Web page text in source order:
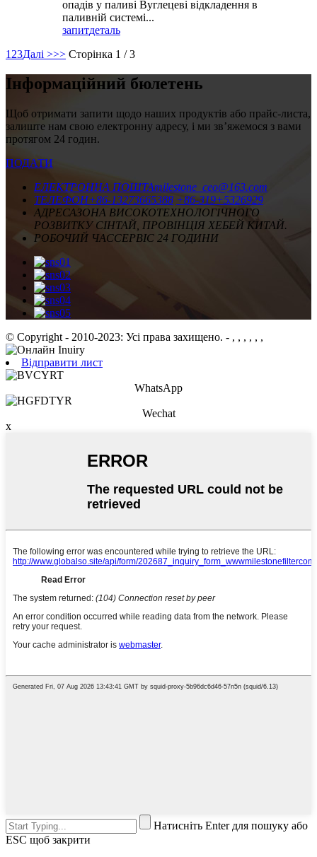
опадів у паливі Вуглецеві відкладення в
паливній системі...
запитдеталь
1 23Далі >>> Сторінка 1 / 3
Інформаційний бюлетень
Щоб отримати запити щодо наших продуктів або прайс-листа,
залиште нам свою електронну адресу, і ми зв’яжемося з вами
протягом 24 годин.
ПОДАТИ
ЕЛЕКТРОННА ПОШТАmilestone_ceo@163.com
ТЕЛЕФОН+86-13273665388 +86-319+5326929
АДРЕСАЗОНА ВИСОКОТЕХНОЛОГІЧНОГО
РОЗВИТКУ СІНТАЙ, ПРОВІНЦІЯ ХЕБЕЙ КИТАЙ.
РОБОЧИЙ ЧАССЕРВІС 24 ГОДИНИ
© Copyright - 2010-2023: Усі права захищено. - , , , , , ,
Відправити лист
WhatsApp
Wechat
x
Натисніть Enter для пошуку або
ESC щоб закрити